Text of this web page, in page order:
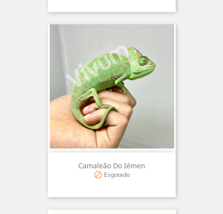
Camaleão Do Iémen
 Esgotado